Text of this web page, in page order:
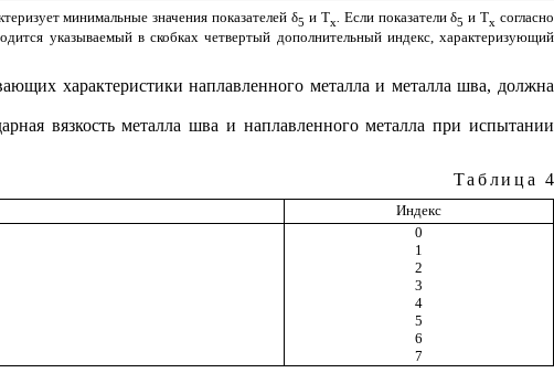
минимальные значения показателейδ5 и Tx. Если показателиδ5 иTx согласно
указываемый в скобках четвертый дополнительный индекс, характеризующий
характеристики наплавленного металла и металла шва, должна
вязкость металла шва и наплавленного металла при испытании
Таблица 4
Индекс
0
1
2
3
4
5
6
7